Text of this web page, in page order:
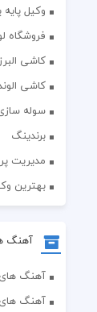
وکیل
فروشگاه
کاشی البرز
کاشی
سوله
برندینگ
مدیریت
بهترین
آهنگ
آهنگ
آهنگ